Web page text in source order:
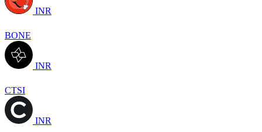
INR
BONE
INR
CTSI
INR